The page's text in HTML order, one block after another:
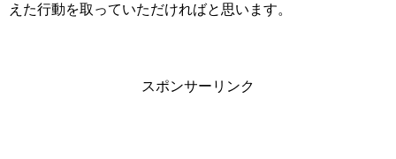
えた行動を取っていただければと思います。
スポンサーリンク